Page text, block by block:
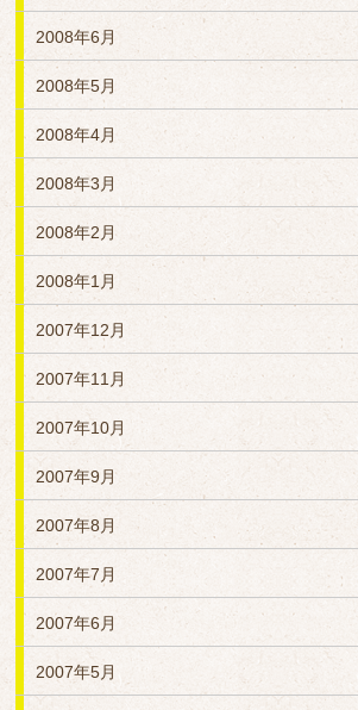
2008年6月
2008年5月
2008年4月
2008年3月
2008年2月
2008年1月
2007年12月
2007年11月
2007年10月
2007年9月
2007年8月
2007年7月
2007年6月
2007年5月